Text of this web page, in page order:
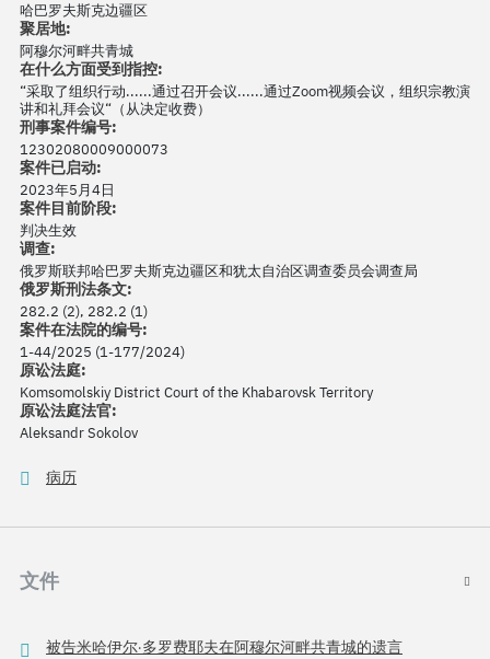
哈巴罗夫斯克边疆区
聚居地:
阿穆尔河畔共青城
在什么方面受到指控:
“采取了组织行动......通过召开会议......通过Zoom视频会议，组织宗教演
讲和礼拜会议“（从决定收费）
刑事案件编号:
12302080009000073
案件已启动:
2023年5月4日
案件目前阶段:
判决生效
调查:
俄罗斯联邦哈巴罗夫斯克边疆区和犹太自治区调查委员会调查局
俄罗斯刑法条文:
282.2 (2), 282.2 (1)
案件在法院的编号:
1-44/2025 (1-177/2024)
原讼法庭:
Komsomolskiy District Court of the Khabarovsk Territory
原讼法庭法官:
Aleksandr Sokolov
病历
文件
被告米哈伊尔·多罗费耶夫在阿穆尔河畔共青城的遗言